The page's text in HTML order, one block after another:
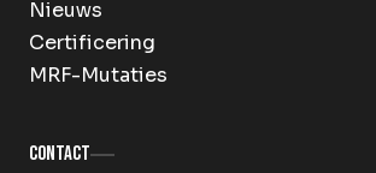
Nieuws
Certificering
MRF-Mutaties
Contact